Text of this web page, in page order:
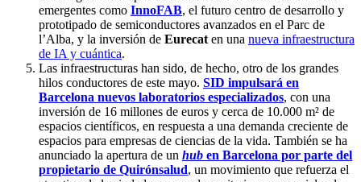
emergentes como InnoFAB, el futuro centro de desarrollo y
prototipado de semiconductores avanzados en el Parc de
l’Alba, y la inversión de Eurecat en una nueva infraestructura
de IA y cuántica.
Las infraestructuras han sido, de hecho, otro de los grandes
hilos conductores de este mayo. SID impulsará en
Barcelona nuevos laboratorios especializados, con una
inversión de 16 millones de euros y cerca de 10.000 m² de
espacios científicos, en respuesta a una demanda creciente de
espacios para empresas de ciencias de la vida. También se ha
anunciado la apertura de un hub en Barcelona por parte del
propietario de Quirónsalud, un movimiento que refuerza el